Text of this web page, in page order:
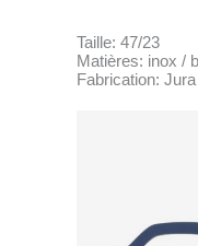
Taille: 47/23
Matières: inox /
Fabrication: